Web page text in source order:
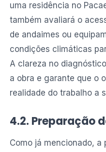
uma residência no
também avaliará o
de andaimes ou
condições climáticas
A clareza no
a obra e garante que o
realidade do trabalho a
4.2. Preparação
Como já mencionado,